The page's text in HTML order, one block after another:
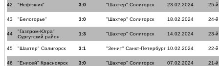
42 "Нефтяник" 3:0 "Шахтер" Солигорск 23.02.2024 25-й
43 "Белогорье" 3:0 "Шахтер" Солигорск 18.02.2024 24-й
44
"Газпром-Югра"
Сургутский район
1:3 "Шахтер" Солигорск 14.02.2024 23-й
45 "Шахтер" Солигорск 3:1 "Зенит" Санкт-Петербург 10.02.2024 22-й
46 "Енисей" Красноярск 3:0 "Шахтер" Солигорск 07.02.2024 21-й